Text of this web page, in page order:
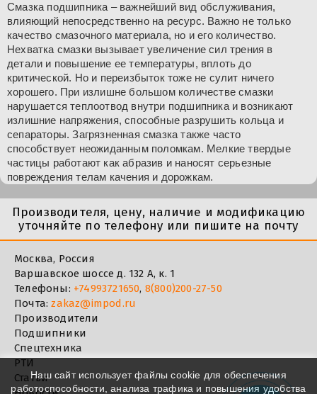
Смазка подшипника – важнейший вид обслуживания,
влияющий непосредственно на ресурс. Важно не только
качество смазочного материала, но и его количество.
Нехватка смазки вызывает увеличение сил трения в
детали и повышение ее температуры, вплоть до
критической. Но и переизбыток тоже не сулит ничего
хорошего. При излишне большом количестве смазки
нарушается теплоотвод внутри подшипника и возникают
излишние напряжения, способные разрушить кольца и
сепараторы. Загрязненная смазка также часто
способствует неожиданным поломкам. Мелкие твердые
частицы работают как абразив и наносят серьезные
повреждения телам качения и дорожкам.
Производителя, цену, наличие и модификацию
уточняйте по телефону или пишите на почту
Москва, Россия
Варшавское шоссе д. 132 А, к. 1
Телефоны: +74993721650, 8(800)200-27-50
Почта:zakaz@impod.ru
Производители
Подшипники
Спецтехника
РТИ
СтатьиНаш сайт использует файлы cookie для обеспечения
работоспособности, анализа трафика и повышения удобства